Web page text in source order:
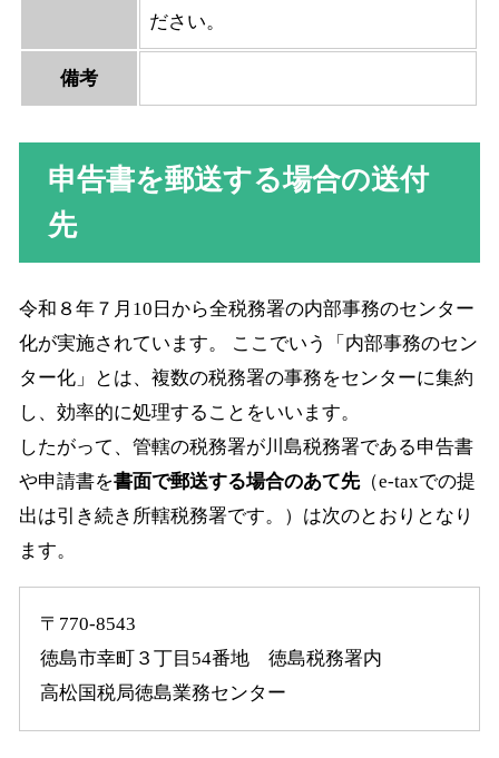
ださい。
備考
申告書を郵送する場合の送付
先
令和８年７月10日から全税務署の内部事務のセンター
化が実施されています。 ここでいう「内部事務のセン
ター化」とは、複数の税務署の事務をセンターに集約
し、効率的に処理することをいいます。
したがって、管轄の税務署が川島税務署である申告書
や申請書を書面で郵送する場合のあて先（e-taxでの提
出は引き続き所轄税務署です。）は次のとおりとなり
ます。
〒770-8543
徳島市幸町３丁目54番地 徳島税務署内
高松国税局徳島業務センター